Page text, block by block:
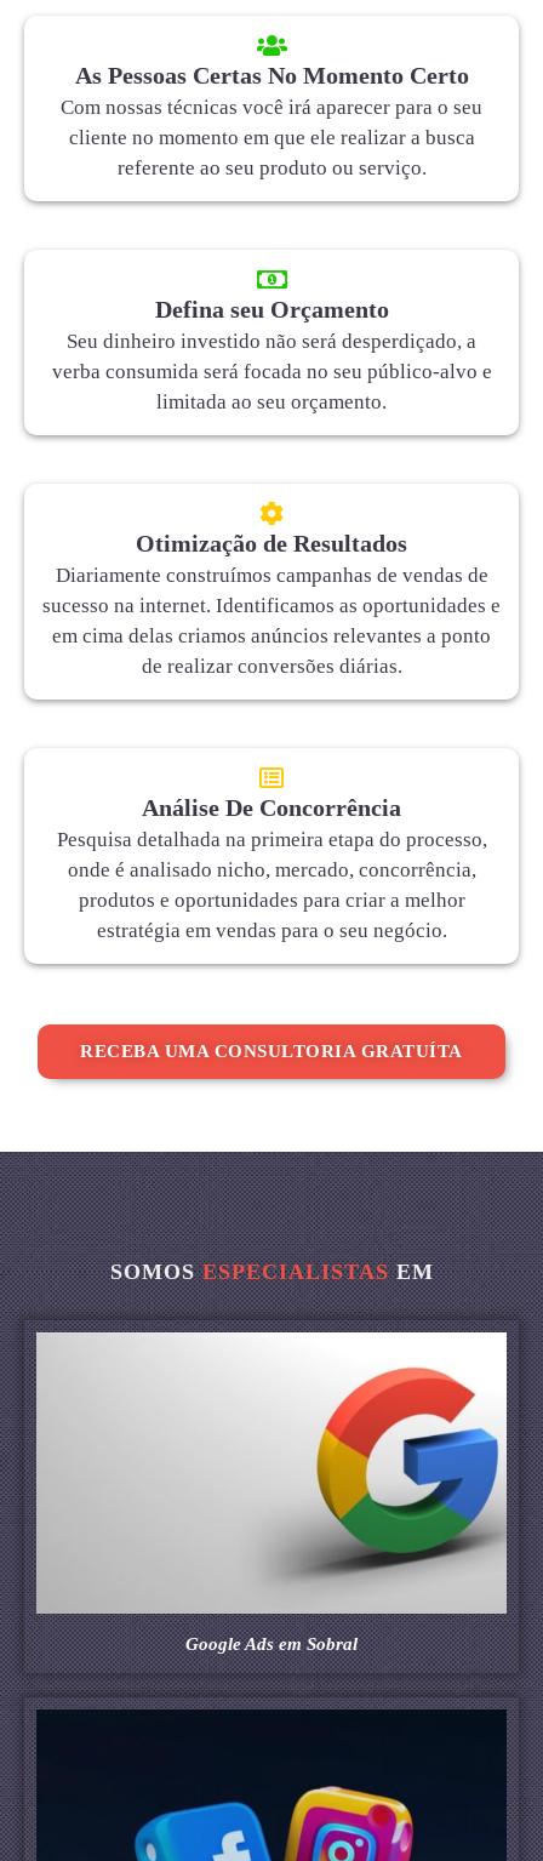
As Pessoas Certas No Momento Certo
Com nossas técnicas você irá aparecer para o seu
cliente no momento em que ele realizar a busca
referente ao seu produto ou serviço.
Defina seu Orçamento
Seu dinheiro investido não será desperdiçado, a
verba consumida será focada no seu público-alvo e
limitada ao seu orçamento.
Otimização de Resultados
Diariamente construímos campanhas de vendas de
sucesso na internet. Identificamos as oportunidades e
em cima delas criamos anúncios relevantes a ponto
de realizar conversões diárias.
Análise De Concorrência
Pesquisa detalhada na primeira etapa do processo,
onde é analisado nicho, mercado, concorrência,
produtos e oportunidades para criar a melhor
estratégia em vendas para o seu negócio.
RECEBA UMA CONSULTORIA GRATUÍTA
SOMOSESPECIALISTASEM
Google Ads em Sobral